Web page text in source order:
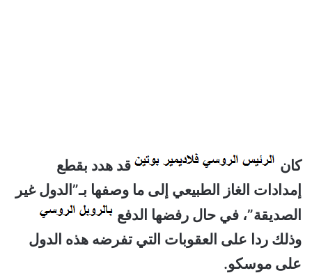
كان
قد هدد بقطع
إمدادات الغاز الطبيعي إلى ما وصفها بـ”الدول غير
الصديقة”، في حال رفضها الدفع
وذلك ردا على العقوبات التي تفرضه هذه الدول
على موسكو.